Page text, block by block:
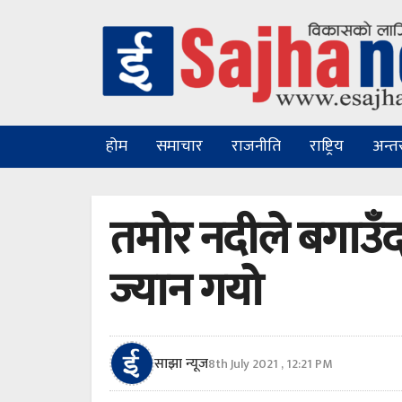
होम समाचार राजनीति राष्ट्रिय
तमोर नदीले
ज्यान गयो
साझा न्यूज8th July 2021 , 12:21 PM